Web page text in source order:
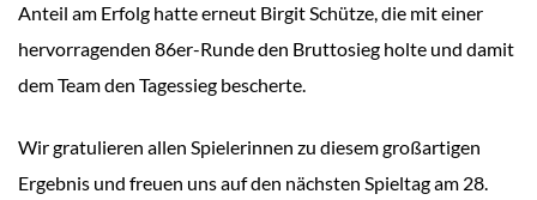
Anteil am Erfolg hatte erneut Birgit Schütze, die mit einer
hervorragenden 86er-Runde den Bruttosieg holte und damit
dem Team den Tagessieg bescherte.
Wir gratulieren allen Spielerinnen zu diesem großartigen
Ergebnis und freuen uns auf den nächsten Spieltag am 28.